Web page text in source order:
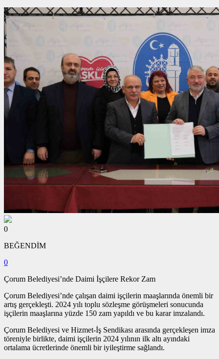
0
BEĞENDİM
0
Çorum Belediyesi’nde Daimi İşçilere Rekor Zam
Çorum Belediyesi’nde çalışan daimi işçilerin maaşlarında önemli bir
artış gerçekleşti. 2024 yılı toplu sözleşme görüşmeleri sonucunda
işçilerin maaşlarına yüzde 150 zam yapıldı ve bu karar imzalandı.
Çorum Belediyesi ve Hizmet-İş Sendikası arasında gerçekleşen imza
töreniyle birlikte, daimi işçilerin 2024 yılının ilk altı ayındaki
ortalama ücretlerinde önemli bir iyileştirme sağlandı.